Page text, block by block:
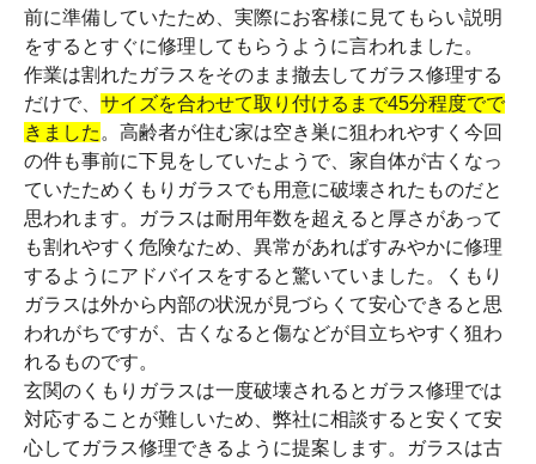
前に準備していたため、実際にお客様に見てもらい説明
をするとすぐに修理してもらうように言われました。
作業は割れたガラスをそのまま撤去してガラス修理する
だけで、 サイズを合わせて取り付けるまで45分程度でで
きました 。高齢者が住む家は空き巣に狙われやすく今回
の件も事前に下見をしていたようで、家自体が古くなっ
ていたためくもりガラスでも用意に破壊されたものだと
思われます。ガラスは耐用年数を超えると厚さがあって
も割れやすく危険なため、異常があればすみやかに修理
するようにアドバイスをすると驚いていました。くもり
ガラスは外から内部の状況が見づらくて安心できると思
われがちですが、古くなると傷などが目立ちやすく狙わ
れるものです。
玄関のくもりガラスは一度破壊されるとガラス修理では
対応することが難しいため、弊社に相談すると安くて安
心してガラス修理できるように提案します。ガラスは古